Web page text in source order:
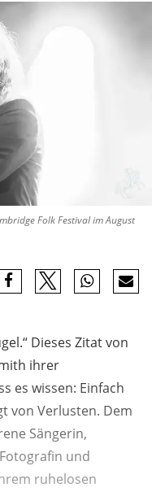
Folk Festival im August
Dieses Zitat von
ihrer
es wissen: Einfach
von Verlusten. Dem
Sängerin,
und
ruhelosen